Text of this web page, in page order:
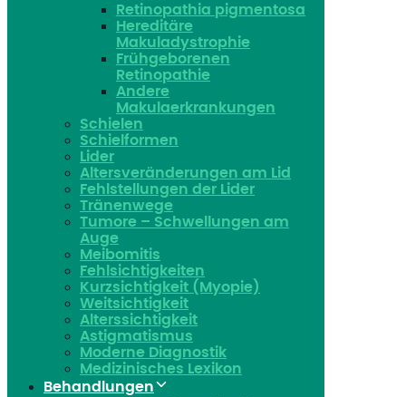
Retinopathia pigmentosa
Hereditäre
Makuladystrophie
Frühgeborenen
Retinopathie
Andere
Makulaerkrankungen
Schielen
Schielformen
Lider
Altersveränderungen am Lid
Fehlstellungen der Lider
Tränenwege
Tumore – Schwellungen am
Auge
Meibomitis
Fehlsichtigkeiten
Kurzsichtigkeit (Myopie)
Weitsichtigkeit
Alterssichtigkeit
Astigmatismus
Moderne Diagnostik
Medizinisches Lexikon
Behandlungen